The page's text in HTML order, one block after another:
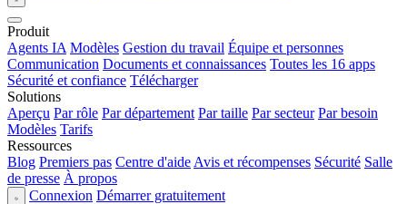
Produit
Agents IA Modèles Gestion du travail Équipe et personnes
Communication Documents et connaissances Toutes les 16 apps
Sécurité et confiance Télécharger
Solutions
Aperçu Par rôle Par département Par taille Par secteur Par besoin
Modèles Tarifs
Ressources
Blog Premiers pas Centre d'aide Avis et récompenses Sécurité Salle
de presse À propos
Connexion Démarrer gratuitement